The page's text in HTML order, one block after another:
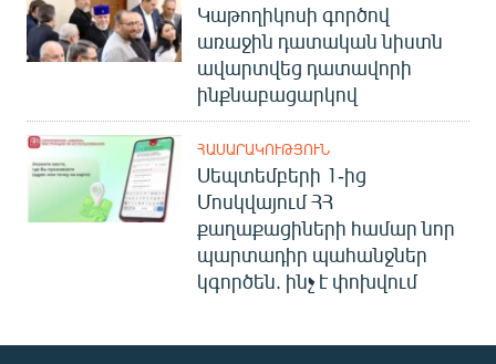
Կաթողիկոսի գործով
առաջին դատական նիստն
ավարտվեց դատավորի
ինքնաբացարկով
ՀԱՍԱՐԱԿՈՒԹՅՈՒՆ
Սեպտեմբերի 1-ից
Մոսկվայում ՀՀ
քաղաքացիների համար նոր
պարտադիր պահանջներ
կգործեն. ինչ է փոխվում